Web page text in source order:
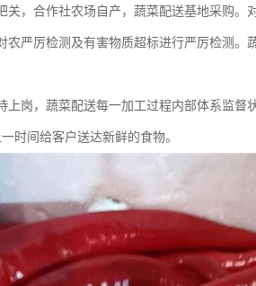
关，合作社农场自产，蔬菜配送基地采购。
农严厉检测及有害物质超标进行严厉检测
上岗，蔬菜配送每一加工过程内部体系监督
时间给客户送达新鲜的食物。